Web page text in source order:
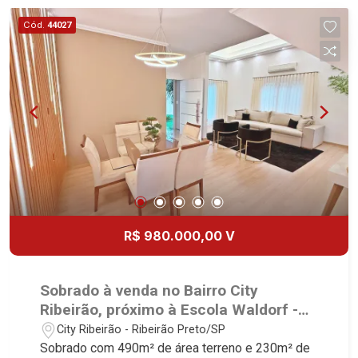
empregada - Varanda gourmet com churrasqueira
- Quintal - Corredor lateral - 4 vagas Martinelli
Imobiliária, referência no mercado imobiliário
desde 2000. Especialistas em Venda, Locação e
Lançamentos! Avenida João Fiúsa, 1051 - Alto da
Boa Vista | Ribeirão Preto.
Cód. 44027
R$ 980.000,00 V
Sobrado à venda no Bairro City
Ribeirão, próximo à Escola Waldorf -
Ribeirão Preto/SP.
City Ribeirão - Ribeirão Preto/SP
Sobrado com 490m² de área terreno e 230m² de